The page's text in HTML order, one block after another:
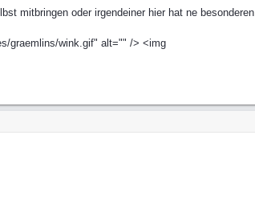
mitbringen oder irgendeiner hier hat ne besonderen
graemlins/wink.gif" alt="" /> <img